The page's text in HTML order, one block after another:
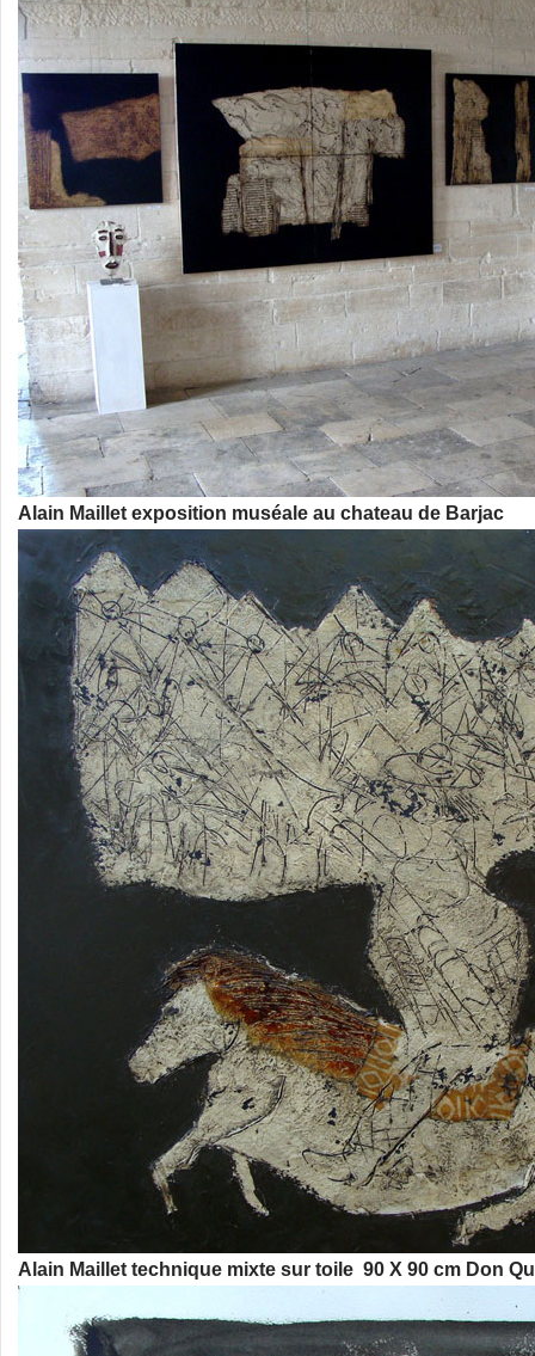
Alain Maillet exposition muséale au chateau de Barjac
Alain Maillet technique mixte sur toile 90 X 90 cm Don